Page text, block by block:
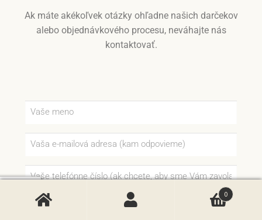
Ak máte akékoľvek otázky ohľadne našich darčekov
alebo objednávkového procesu, neváhajte nás
kontaktovať.
0